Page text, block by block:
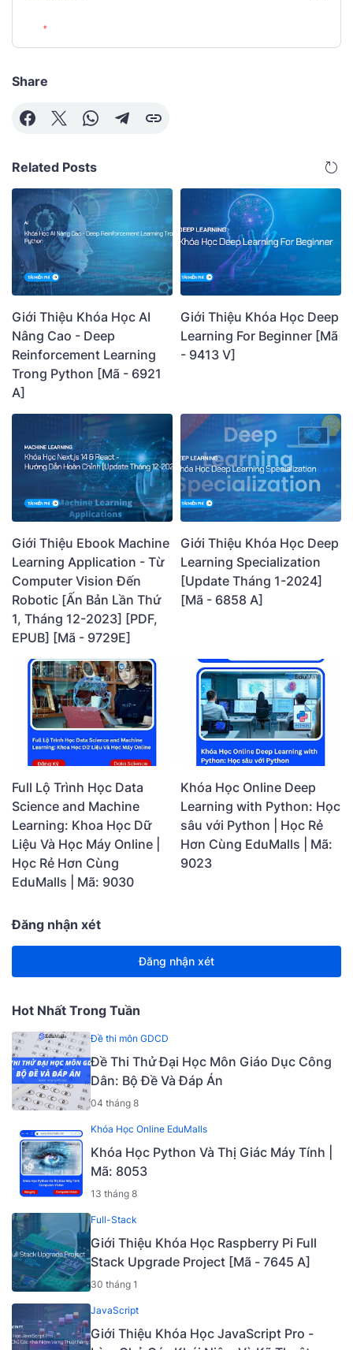
Share
Related Posts
Giới Thiệu Khóa Học AI
Nâng Cao - Deep
Reinforcement Learning
Trong Python [Mã - 6921
A]
Giới Thiệu Khóa Học Deep
Learning For Beginner [Mã
- 9413 V]
Giới Thiệu Ebook Machine
Learning Application - Từ
Computer Vision Đến
Robotic [Ấn Bản Lần Thứ
1, Tháng 12-2023] [PDF,
EPUB] [Mã - 9729E]
Giới Thiệu Khóa Học Deep
Learning Specialization
[Update Tháng 1-2024]
[Mã - 6858 A]
Full Lộ Trình Học Data
Science and Machine
Learning: Khoa Học Dữ
Liệu Và Học Máy Online |
Học Rẻ Hơn Cùng
EduMalls | Mã: 9030
Khóa Học Online Deep
Learning with Python: Học
sâu với Python | Học Rẻ
Hơn Cùng EduMalls | Mã:
9023
Đăng nhận xét
Đăng nhận xét
Hot Nhất Trong Tuần
Đề thi môn GDCD
Đề Thi Thử Đại Học Môn Giáo Dục Công
Dân: Bộ Đề Và Đáp Án
04 tháng 8
Khóa Học Online EduMalls
Khóa Học Python Và Thị Giác Máy Tính |
Mã: 8053
13 tháng 8
Full-Stack
Giới Thiệu Khóa Học Raspberry Pi Full
Stack Upgrade Project [Mã - 7645 A]
30 tháng 1
JavaScript
Giới Thiệu Khóa Học JavaScript Pro -